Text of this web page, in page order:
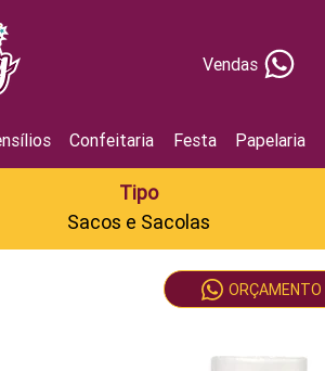
Vendas
Confeitaria Festa Papelaria
Tipo
Sacos e Sacolas
ORÇAMENTO